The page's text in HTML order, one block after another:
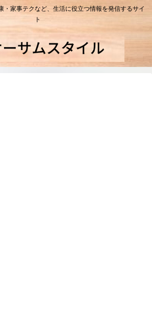
・家事テクなど、生活に役立つ情報を発信するサイ
ト